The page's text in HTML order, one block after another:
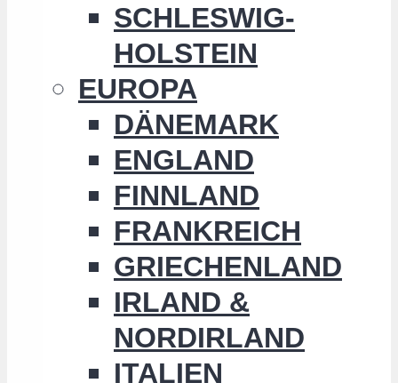
SCHLESWIG-
HOLSTEIN
EUROPA
DÄNEMARK
ENGLAND
FINNLAND
FRANKREICH
GRIECHENLAND
IRLAND &
NORDIRLAND
ITALIEN